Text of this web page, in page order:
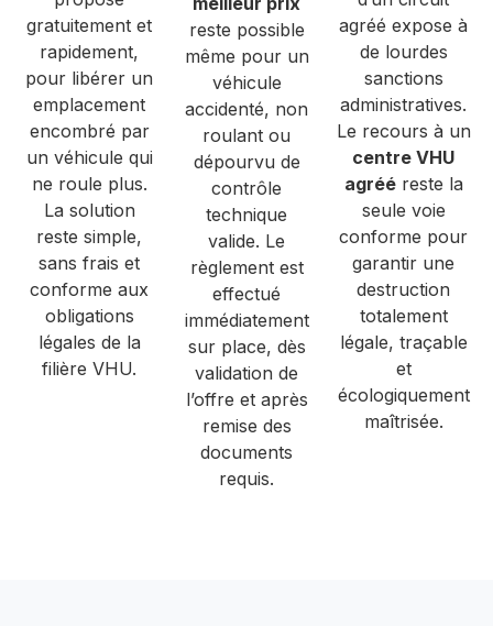
gratuitement et
rapidement,
pour libérer un
emplacement
encombré par
un véhicule qui
ne roule plus.
La solution
reste simple,
sans frais et
conforme aux
obligations
légales de la
filière VHU.
reste possible
même pour un
véhicule
accidenté, non
roulant ou
dépourvu de
contrôle
technique
valide. Le
règlement est
effectué
immédiatement
sur place, dès
validation de
l’offre et après
remise des
documents
requis.
agréé expose à
de lourdes
sanctions
administratives.
Le recours à un
centre VHU
agrééreste la
seule voie
conforme pour
garantir une
destruction
totalement
légale, traçable
et
écologiquement
maîtrisée.